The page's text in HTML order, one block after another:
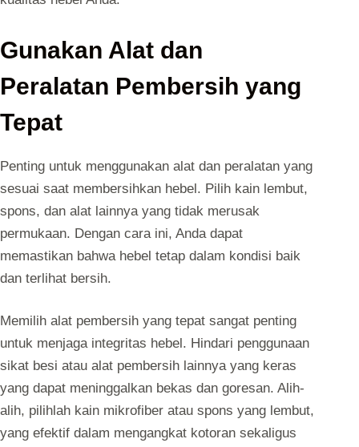
Gunakan Alat dan
Peralatan Pembersih yang
Tepat
Penting untuk menggunakan alat dan peralatan yang
sesuai saat membersihkan hebel. Pilih kain lembut,
spons, dan alat lainnya yang tidak merusak
permukaan. Dengan cara ini, Anda dapat
memastikan bahwa hebel tetap dalam kondisi baik
dan terlihat bersih.
Memilih alat pembersih yang tepat sangat penting
untuk menjaga integritas hebel. Hindari penggunaan
sikat besi atau alat pembersih lainnya yang keras
yang dapat meninggalkan bekas dan goresan. Alih-
alih, pilihlah kain mikrofiber atau spons yang lembut,
yang efektif dalam mengangkat kotoran sekaligus